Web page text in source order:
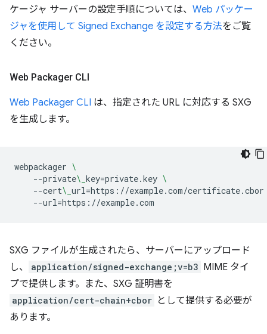
ケージャ サーバーの設定手順については、 Web パッケー
ジャを使用して Signed Exchange を設定する方法をご覧
ください。
Web Packager CLI
Web Packager CLI は、指定された URL に対応する SXG
を生成します。
webpackager \
--private\_ key=private.key \
--cert\_ url=https://example.com/certificate.cbor
--url=
SXG ファイルが生成されたら、サーバーにアップロード
し、
application/signed-exchange;v=b3 MIME タイ
プで提供します。また、SXG 証明書を
application/cert-chain+cbor として提供する必要が
あります。